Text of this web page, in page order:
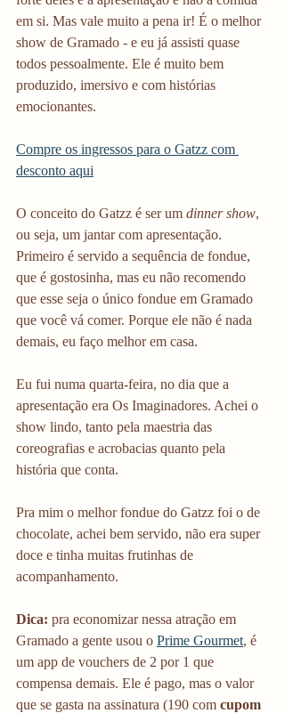
em si. Mas vale muito a pena ir! É o melhor
show de Gramado - e eu já assisti quase
todos pessoalmente. Ele é muito bem
produzido, imersivo e com histórias
emocionantes.
Compre os ingressos para o Gatzz com
desconto aqui
O conceito do Gatzz é ser um dinner show,
ou seja, um jantar com apresentação.
Primeiro é servido a sequência de fondue,
que é gostosinha, mas eu não recomendo
que esse seja o único fondue em Gramado
que você vá comer. Porque ele não é nada
demais, eu faço melhor em casa.
Eu fui numa quarta-feira, no dia que a
apresentação era Os Imaginadores. Achei o
show lindo, tanto pela maestria das
coreografias e acrobacias quanto pela
história que conta.
Pra mim o melhor fondue do Gatzz foi o de
chocolate, achei bem servido, não era super
doce e tinha muitas frutinhas de
acompanhamento.
Dica: pra economizar nessa atração em
Gramado a gente usou o Prime Gourmet, é
um app de vouchers de 2 por 1 que
compensa demais. Ele é pago, mas o valor
que se gasta na assinatura (190 com cupom